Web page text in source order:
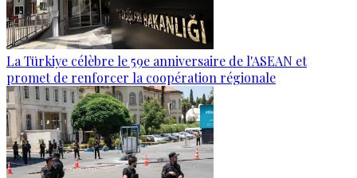
La Türkiye célèbre le 59e anniversaire de l'ASEAN et
promet de renforcer la coopération régionale